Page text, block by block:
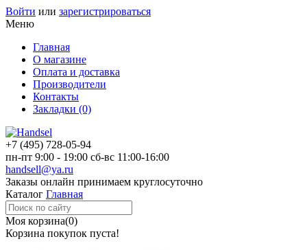
Войти или зарегистрироваться
Меню
Главная
О магазине
Оплата и доставка
Производители
Контакты
Закладки (0)
+7 (495) 728-05-94
пн-пт 9:00 - 19:00 сб-вс 11:00-16:00
handsell@ya.ru
Заказы онлайн принимаем круглосуточно
Каталог Главная
Моя корзина(0)
Корзина покупок пуста!